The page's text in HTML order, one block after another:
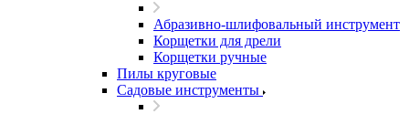
Абразивно-шлифовальный инструмент
Корщетки для дрели
Корщетки ручные
Пилы круговые
Садовые инструменты